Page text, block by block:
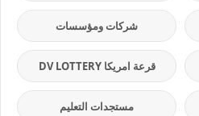
شركات ومؤسسات
قرعة امريكا DV LOTTERY
مستجدات التعليم